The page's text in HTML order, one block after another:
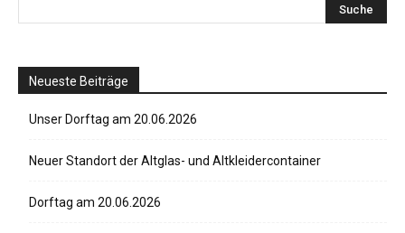
Neueste Beiträge
Unser Dorftag am 20.06.2026
Neuer Standort der Altglas- und Altkleidercontainer
Dorftag am 20.06.2026